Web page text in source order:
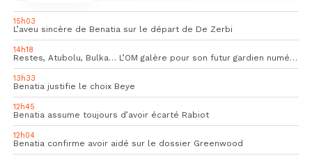
15h03
L’aveu sincère de Benatia sur le départ de De Zerbi
14h18
Restes, Atubolu, Bulka… L’OM galère pour son futur gardien numéro 1
13h33
Benatia justifie le choix Beye
12h45
Benatia assume toujours d’avoir écarté Rabiot
12h04
Benatia confirme avoir aidé sur le dossier Greenwood